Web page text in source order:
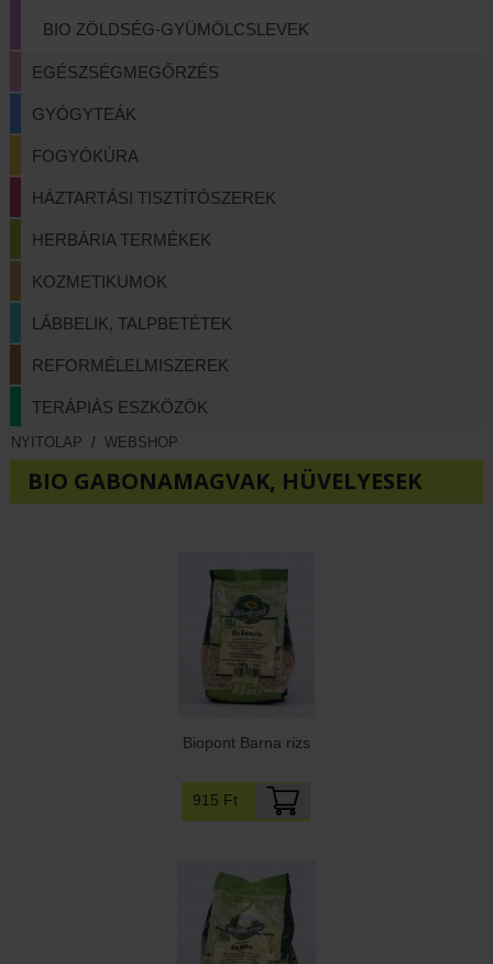
BIO ZÖLDSÉG-GYÜMÖLCSLEVEK
EGÉSZSÉGMEGŐRZÉS
GYÓGYTEÁK
FOGYÓKÚRA
HÁZTARTÁSI TISZTÍTÓSZEREK
HERBÁRIA TERMÉKEK
KOZMETIKUMOK
LÁBBELIK, TALPBETÉTEK
REFORMÉLELMISZEREK
TERÁPIÁS ESZKÖZÖK
NYITOLAP / WEBSHOP
BIO GABONAMAGVAK, HÜVELYESEK
Biopont Barna rizs
915 Ft